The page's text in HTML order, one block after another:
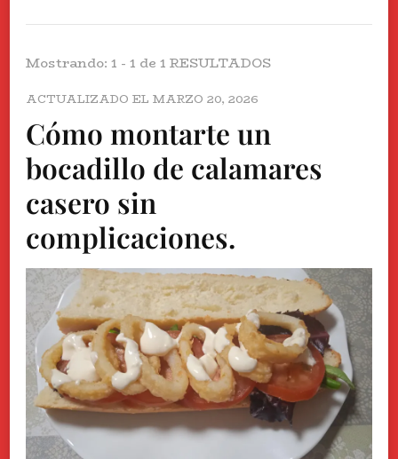
Mostrando: 1 - 1 de 1 RESULTADOS
ACTUALIZADO EL MARZO 20, 2026
Cómo montarte un
bocadillo de calamares
casero sin
complicaciones.